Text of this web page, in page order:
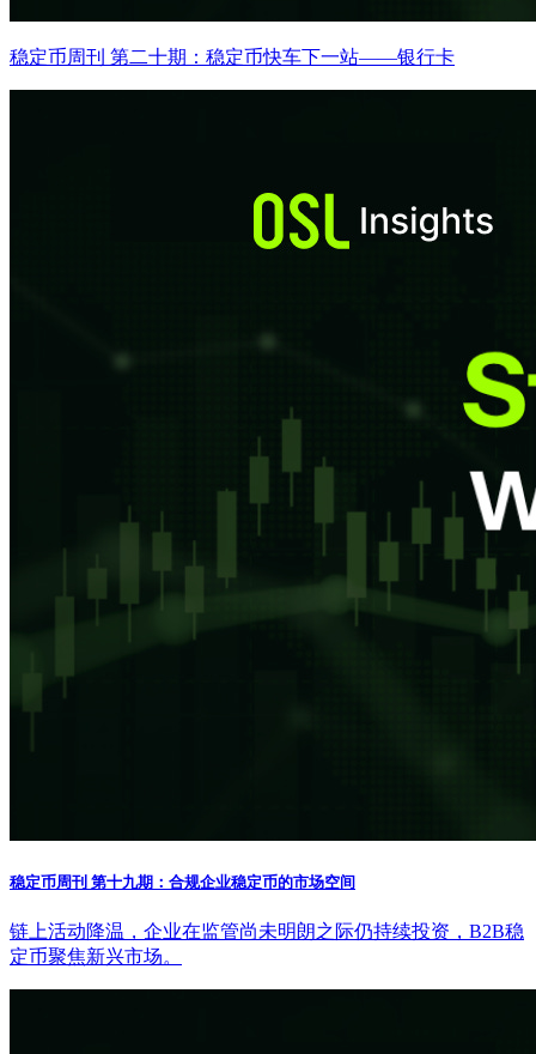
稳定币周刊 第二十期：稳定币快车下一站——银行卡
稳定币周刊 第十九期：合规企业稳定币的市场空间
链上活动降温，企业在监管尚未明朗之际仍持续投资，B2B稳
定币聚焦新兴市场。